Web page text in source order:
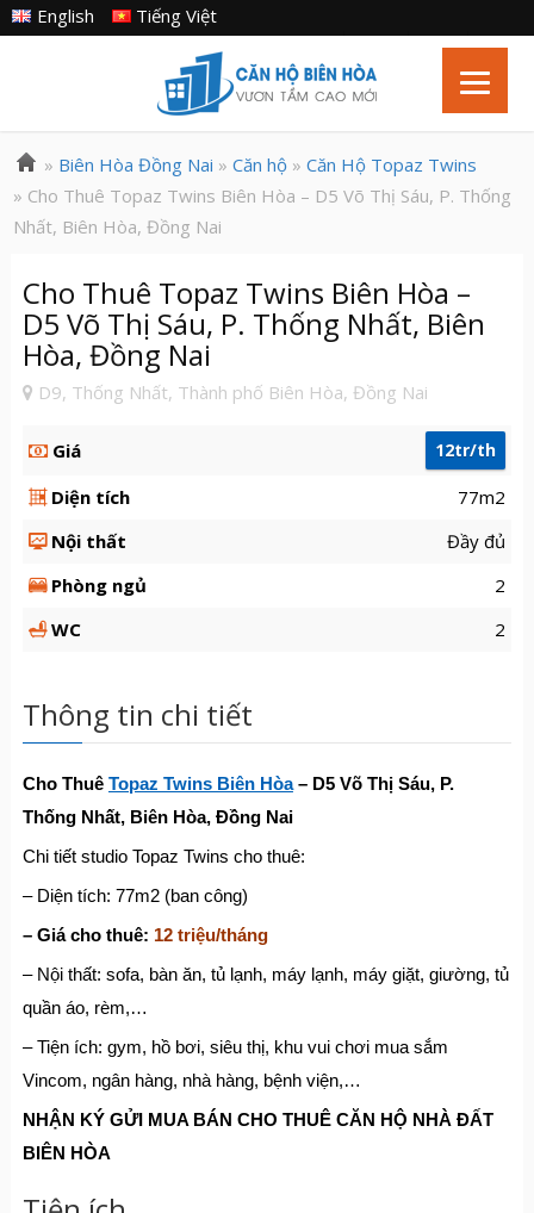
Tiếng Việt
English
» Biên Hòa Đồng Nai » Căn hộ» Căn Hộ Topaz Twins
» Cho Thuê Topaz Twins Biên Hòa – D5 Võ Thị Sáu, P. Thống
Nhất, Biên Hòa, Đồng Nai
Cho Thuê Topaz Twins Biên Hòa –
D5 Võ Thị Sáu, P. Thống Nhất, Biên
Hòa, Đồng Nai
D9, Thống Nhất, Thành phố Biên Hòa, Đồng Nai
Giá 12tr/th
Diện tích
77m2
Nội thất
Đầy đủ
Phòng ngủ
2
WC
2
Thông tin chi tiết
Cho Thuê Topaz Twins Biên Hòa– D5 Võ Thị Sáu, P.
Thống Nhất, Biên Hòa, Đồng Nai
Chi tiết studio Topaz Twins cho thuê:
– Diện tích: 77m2 (ban công)
– Giá cho thuê: 12 triệu/tháng
– Nội thất: sofa, bàn ăn, tủ lạnh, máy lạnh, máy giặt, giường, tủ
quần áo, rèm,…
– Tiện ích: gym, hồ bơi, siêu thị, khu vui chơi mua sắm
Vincom, ngân hàng, nhà hàng, bệnh viện,…
NHẬN KÝ GỬI MUA BÁN CHO THUÊ CĂN HỘ NHÀ ĐẤT
BIÊN HÒA